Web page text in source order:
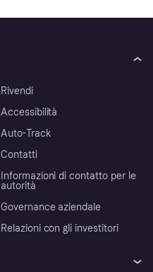
Rivendi
Accessibilità
Auto-Track
Contatti
Informazioni di contatto per le
autorità
Governance aziendale
Relazioni con gli investitori